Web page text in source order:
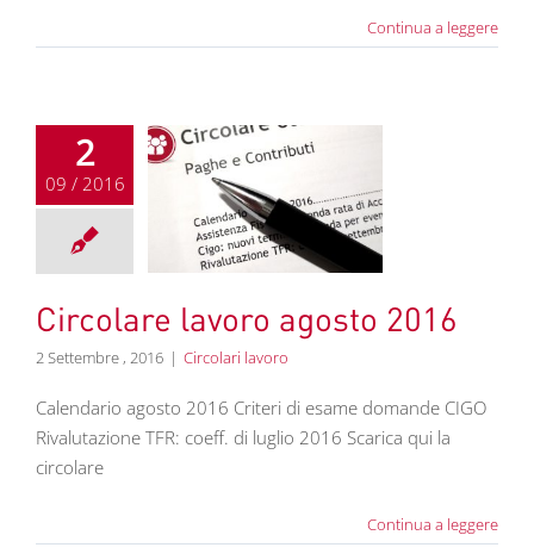
Continua a leggere
2
09 / 2016
lavoro agosto
lavoro
Circolare lavoro agosto 2016
2 Settembre , 2016 | Circolari lavoro
Calendario agosto 2016 Criteri di esame domande CIGO
Rivalutazione TFR: coeff. di luglio 2016 Scarica qui la
circolare
Continua a leggere